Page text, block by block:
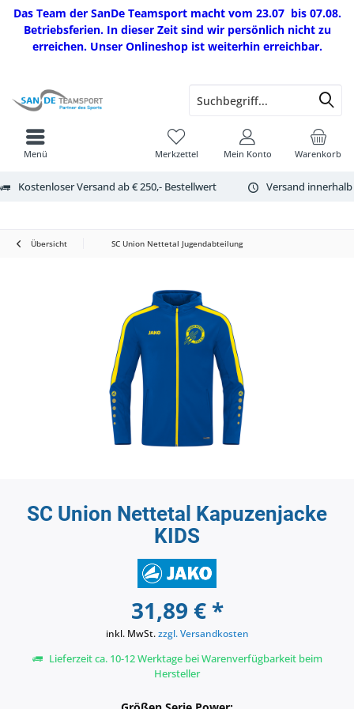
Das Team der SanDe Teamsport macht vom 23.07 bis 07.08.
Betriebsferien. In dieser Zeit sind wir persönlich nicht zu
erreichen. Unser Onlineshop ist weiterhin erreichbar.
Kostenloser Versand ab € 250,- Bestellwert Versand
Warenkorb
Merkzettel Mein Konto
Menü
Übersicht SC Union Nettetal Jugendabteilung
SC Union Nettetal Kapuzenjacke
KIDS
31,89 € *
inkl. MwSt.zzgl. Versandkosten
Lieferzeit ca. 10-12 Werktage bei Warenverfügbarkeit beim
Hersteller